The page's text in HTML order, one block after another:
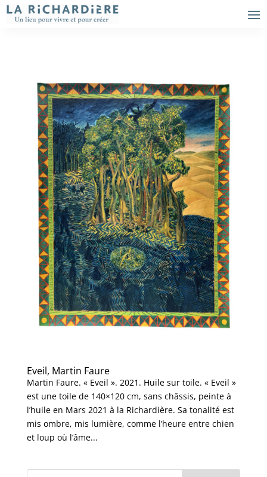
Eveil, Martin Faure
Martin Faure. « Eveil ». 2021. Huile sur toile. « Eveil »
est une toile de 140×120 cm, sans châssis, peinte à
l’huile en Mars 2021 à la Richardière. Sa tonalité est
mis ombre, mis lumière, comme l’heure entre chien
et loup où l’âme...